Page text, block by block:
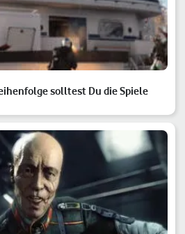
solltest Du die Spiele